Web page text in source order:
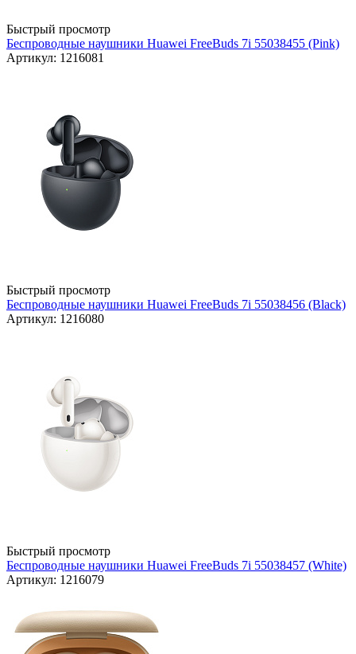
Быстрый просмотр
Беспроводные наушники Huawei FreeBuds 7i 55038455 (Pink)
Артикул: 1216081
Быстрый просмотр
Беспроводные наушники Huawei FreeBuds 7i 55038456 (Black)
Артикул: 1216080
Быстрый просмотр
Беспроводные наушники Huawei FreeBuds 7i 55038457 (White)
Артикул: 1216079